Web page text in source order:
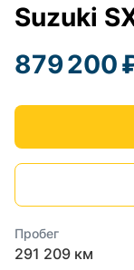
Suzuki
879 200
Пробег
291 209 км